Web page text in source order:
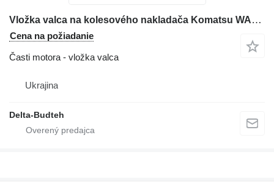
Vložka valca na kolesového nakladača Komatsu WA430
Cena na požiadanie
Časti motora - vložka valca
Ukrajina
Delta-Budteh